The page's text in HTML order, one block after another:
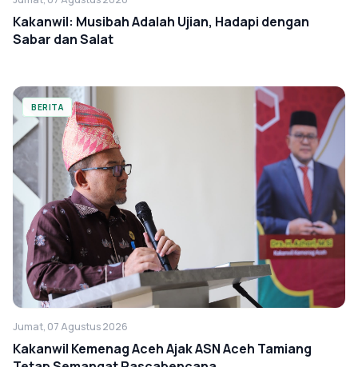
Kakanwil: Musibah Adalah Ujian, Hadapi dengan
Sabar dan Salat
BERITA
Jumat, 07 Agustus 2026
Kakanwil Kemenag Aceh Ajak ASN Aceh Tamiang